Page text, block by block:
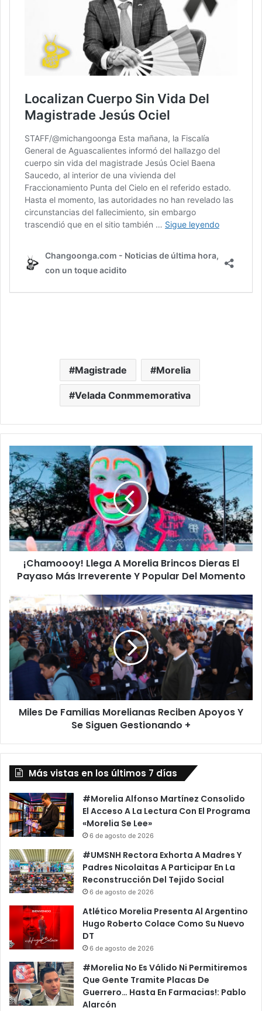
Magistrade Morelia
Velada Conmmemorativa
¡Chamoooy!
Llega
A
Morelia
Brincos
Dieras
El
Payaso
Más
Irreverente
Del
Momento
¡Chamoooy! Llega A Morelia Brincos Dieras El
Payaso Más Irreverente Y Popular Del Momento
Miles
De
Familias
Morelianas
Reciben
Apoyos
Y
Se
Siguen
Gestionando
Miles De Familias Morelianas Reciben Apoyos Y
Se Siguen Gestionando +
Más vistas en los últimos 7 días
#Morelia Alfonso Martínez Consolido
El Acceso A La Lectura Con El Programa
«Morelia Se Lee»
6 de agosto de 2026
#UMSNH Rectora Exhorta A Madres Y
Padres Nicolaitas A Participar En La
Reconstrucción Del Tejido Social
6 de agosto de 2026
Atlético Morelia Presenta Al Argentino
Hugo Roberto Colace Como Su Nuevo
DT
6 de agosto de 2026
#Morelia No Es Válido Ni Permitiremos
Que Gente Tramite Placas De
Guerrero… Hasta En Farmacias!: Pablo
Alarcón